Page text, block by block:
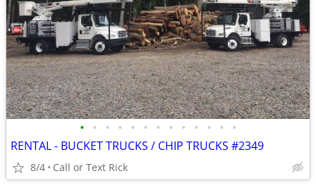
• • • • • • • • • • • • •
RENTAL - BUCKET TRUCKS / CHIP TRUCKS #2349
8/4 Call or Text Rick